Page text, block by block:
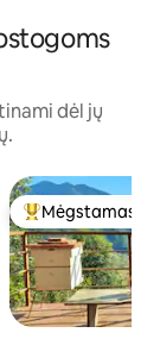
dėl jų
Svečių
Mėgstamas